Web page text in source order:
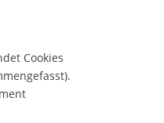
Cookies